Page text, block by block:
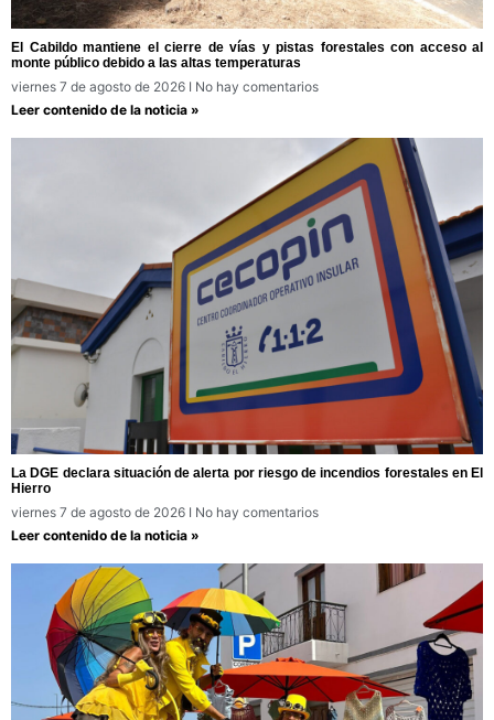
El Cabildo mantiene el cierre de vías y pistas forestales con acceso al
monte público debido a las altas temperaturas
viernes 7 de agosto de 2026
No hay comentarios
Leer contenido de la noticia »
La DGE declara situación de alerta por riesgo de incendios forestales en El
Hierro
viernes 7 de agosto de 2026
No hay comentarios
Leer contenido de la noticia »